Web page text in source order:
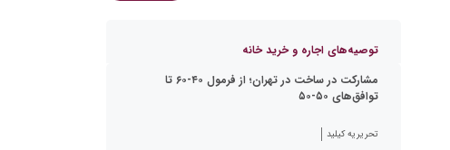
توصیه‌های اجاره و خرید خانه
مشارکت در ساخت در تهران؛ از فرمول ۴۰-۶۰ تا
توافق‌های ۵۰-۵۰
تحریریه کیلید